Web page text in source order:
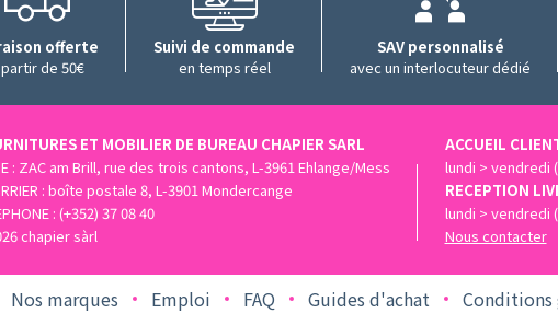
offerte
de 50€
Suivi de commande
en temps réel
SAV personnalisé
avec un interlocuteur dédié
ET MOBILIER DE BUREAU CHAPIER SARL
: ZAC am Brill, rue des trois cantons, L-3961 Ehlange/Mess
: boîte postale 8, L-3901 Mondercange
: (+352) 37 08 40
chapier sàrl
ACCUEIL
lundi > vendredi
RECEPTION
lundi > vendredi
Nous contacter
Nos marques Emploi FAQ Guides d'achat Conditions